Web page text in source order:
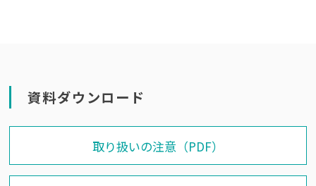
資料ダウンロード
取り扱いの注意（PDF）